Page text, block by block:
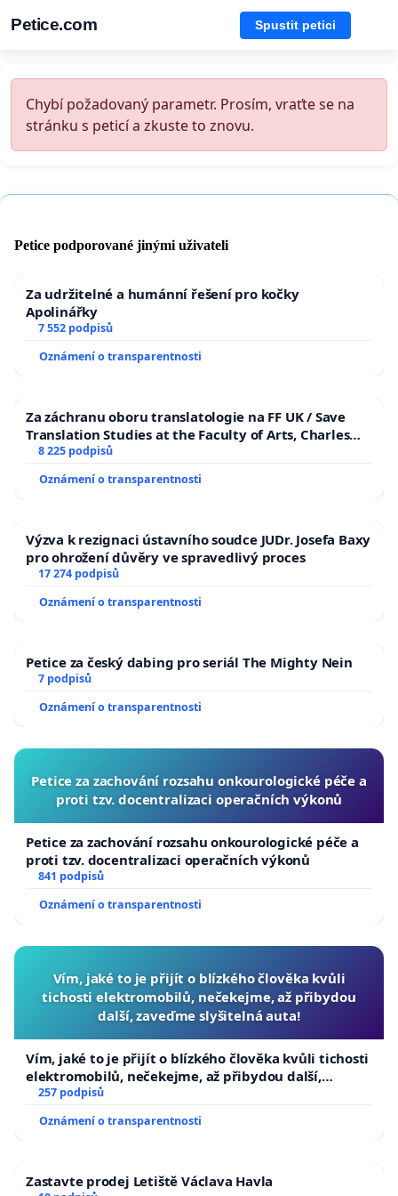
Petice.com Spustit petici
Chybí požadovaný parametr. Prosím, vraťte se na
stránku s peticí a zkuste to znovu.
Petice podporované jinými uživateli
Za udržitelné a humánní řešení pro kočky
Apolinářky
7 552 podpisů
Oznámení o transparentnosti
Za záchranu oboru translatologie na FF UK / Save
Translation Studies at the Faculty of Arts, Charles
University
8 225 podpisů
Oznámení o transparentnosti
Výzva k rezignaci ústavního soudce JUDr. Josefa Baxy
pro ohrožení důvěry ve spravedlivý proces
17 274 podpisů
Oznámení o transparentnosti
Petice za český dabing pro seriál The Mighty Nein
7 podpisů
Oznámení o transparentnosti
Petice za zachování rozsahu onkourologické péče a
proti tzv. docentralizaci operačních výkonů
Petice za zachování rozsahu onkourologické péče a
proti tzv. docentralizaci operačních výkonů
841 podpisů
Oznámení o transparentnosti
Vím, jaké to je přijít o blízkého člověka kvůli
tichosti elektromobilů, nečekejme, až přibydou
další, zaveďme slyšitelná auta!
Vím, jaké to je přijít o blízkého člověka kvůli tichosti
elektromobilů, nečekejme, až přibydou další,
zaveďme slyšitelná auta!
257 podpisů
Oznámení o transparentnosti
Zastavte prodej Letiště Václava Havla